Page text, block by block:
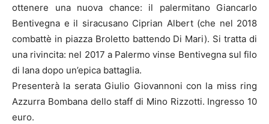
ottenere una nuova chance: il palermitano Giancarlo
Bentivegna e il siracusano Ciprian Albert (che nel 2018
combattè in piazza Broletto battendo Di Mari). Si tratta di
una rivincita: nel 2017 a Palermo vinse Bentivegna sul filo
di lana dopo un’epica battaglia.
Presenterà la serata Giulio Giovannoni con la miss ring
Azzurra Bombana dello staff di Mino Rizzotti. Ingresso 10
euro.